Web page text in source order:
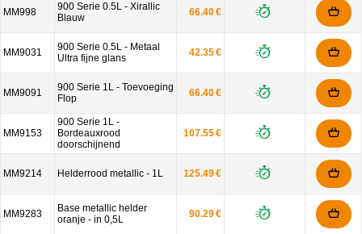
MM998
900 Serie 0.5L - Xirallic
Blauw
66.40 €
MM9031
900 Serie 0.5L - Metaal
Ultra fijne glans
42.35 €
MM9091
900 Serie 1L - Toevoeging
Flop
66.40 €
MM9153
900 Serie 1L -
Bordeauxrood
doorschijnend
107.55 €
MM9214 Helderrood metallic - 1L 125.49 €
MM9283
Base metallic helder
oranje - in 0,5L
90.29 €